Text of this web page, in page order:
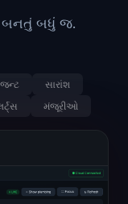
બનતું બધું જ.
સારાંશ
મંજૂરીઓ